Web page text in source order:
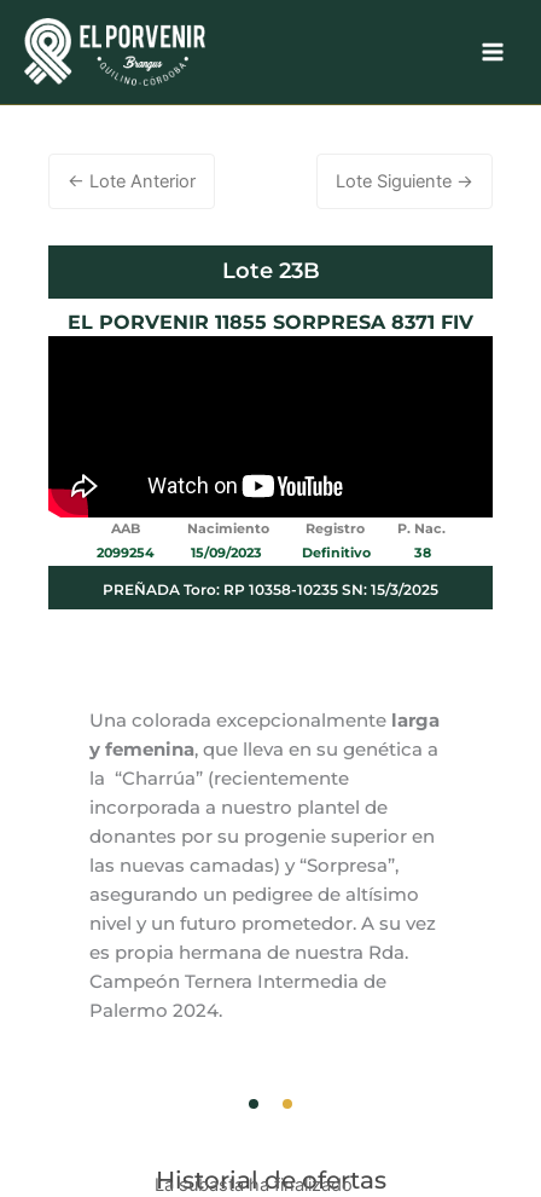
contenido
← Lote Anterior Lote Siguiente →
Lote 23B
EL PORVENIR 11855 SORPRESA 8371 FIV
AAB Nacimiento Registro P. Nac.
2099254 15/09/2023 Definitivo 38
PREÑADA Toro: RP 10358-10235 SN: 15/3/2025
Una colorada excepcionalmente larga
y femenina, que lleva en su genética a
la “Charrúa” (recientemente
incorporada a nuestro plantel de
donantes por su progenie superior en
las nuevas camadas) y “Sorpresa”,
asegurando un pedigree de altísimo
nivel y un futuro prometedor. A su vez
es propia hermana de nuestra Rda.
Campeón Ternera Intermedia de
Palermo 2024.
Historial de ofertas
La subasta ha finalizado